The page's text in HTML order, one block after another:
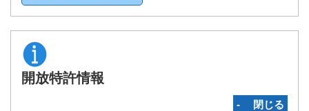
開放特許情報
‐ 閉じる